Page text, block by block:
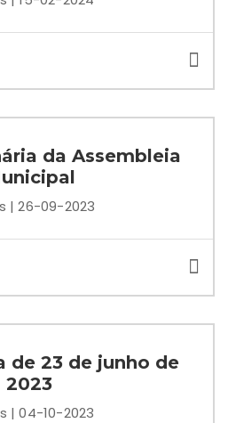
da Assembleia
| 26-09-2023
de 23 de junho de
2023
| 04-10-2023